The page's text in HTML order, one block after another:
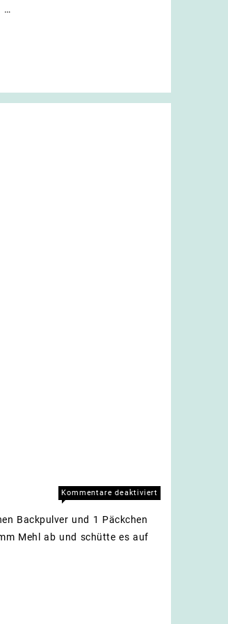
…
Kommentare deaktiviertfür
Backpulver und 1 Päckchen
Mehl ab und schütte es auf